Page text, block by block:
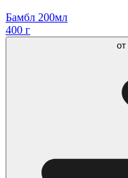
Бамбл 200мл
400 г
от